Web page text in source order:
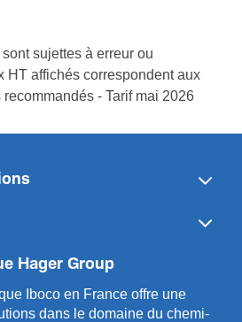
sujettes à erreur ou
HT affichés correspondent aux
- Tarif mai 2026
Hager Group
Iboco en France offre une
dans le domaine du chemi­